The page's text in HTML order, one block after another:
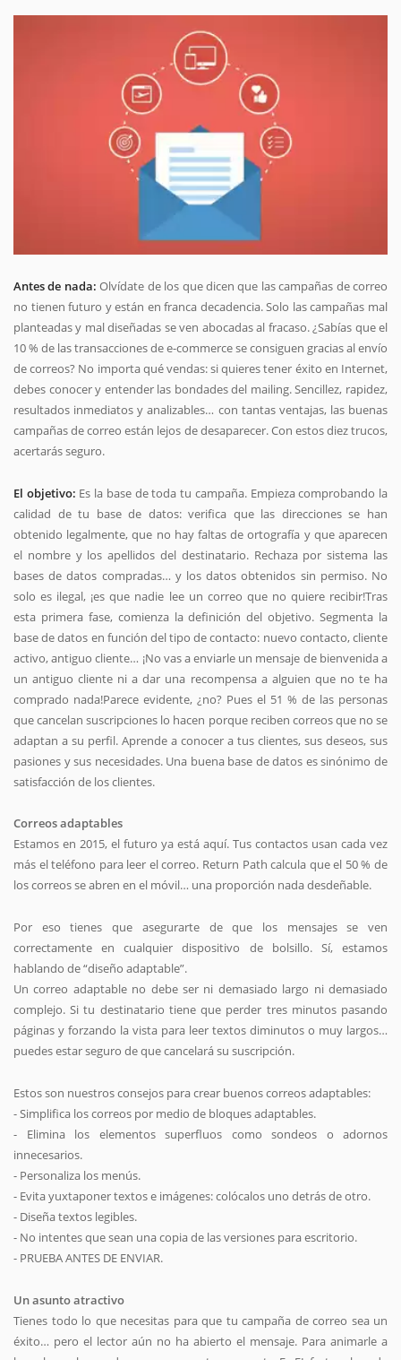
Antes de nada: Olvídate de los que dicen que las campañas de correo
no tienen futuro y están en franca decadencia. Solo las campañas mal
planteadas y mal diseñadas se ven abocadas al fracaso. ¿Sabías que el
10 % de las transacciones de e-commerce se consiguen gracias al envío
de correos? No importa qué vendas: si quieres tener éxito en Internet,
debes conocer y entender las bondades del mailing. Sencillez, rapidez,
resultados inmediatos y analizables… con tantas ventajas, las buenas
campañas de correo están lejos de desaparecer. Con estos diez trucos,
acertarás seguro.
El objetivo: Es la base de toda tu campaña. Empieza comprobando la
calidad de tu base de datos: verifica que las direcciones se han
obtenido legalmente, que no hay faltas de ortografía y que aparecen
el nombre y los apellidos del destinatario. Rechaza por sistema las
bases de datos compradas… y los datos obtenidos sin permiso. No
solo es ilegal, ¡es que nadie lee un correo que no quiere recibir!Tras
esta primera fase, comienza la definición del objetivo. Segmenta la
base de datos en función del tipo de contacto: nuevo contacto, cliente
activo, antiguo cliente… ¡No vas a enviarle un mensaje de bienvenida a
un antiguo cliente ni a dar una recompensa a alguien que no te ha
comprado nada!Parece evidente, ¿no? Pues el 51 % de las personas
que cancelan suscripciones lo hacen porque reciben correos que no se
adaptan a su perfil. Aprende a conocer a tus clientes, sus deseos, sus
pasiones y sus necesidades. Una buena base de datos es sinónimo de
satisfacción de los clientes.
Correos adaptables
Estamos en 2015, el futuro ya está aquí. Tus contactos usan cada vez
más el teléfono para leer el correo. Return Path calcula que el 50 % de
los correos se abren en el móvil… una proporción nada desdeñable.
Por eso tienes que asegurarte de que los mensajes se ven
correctamente en cualquier dispositivo de bolsillo. Sí, estamos
hablando de “diseño adaptable”.
Un correo adaptable no debe ser ni demasiado largo ni demasiado
complejo. Si tu destinatario tiene que perder tres minutos pasando
páginas y forzando la vista para leer textos diminutos o muy largos…
puedes estar seguro de que cancelará su suscripción.
Estos son nuestros consejos para crear buenos correos adaptables:
- Simplifica los correos por medio de bloques adaptables.
- Elimina los elementos superfluos como sondeos o adornos
innecesarios.
- Personaliza los menús.
- Evita yuxtaponer textos e imágenes: colócalos uno detrás de otro.
- Diseña textos legibles.
- No intentes que sean una copia de las versiones para escritorio.
- PRUEBA ANTES DE ENVIAR.
Un asunto atractivo
Tienes todo lo que necesitas para que tu campaña de correo sea un
éxito… pero el lector aún no ha abierto el mensaje. Para animarle a